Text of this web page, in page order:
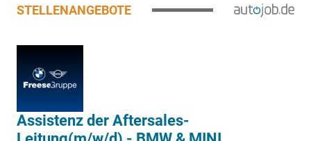
STELLENANGEBOTE
Assistenz der Aftersales-